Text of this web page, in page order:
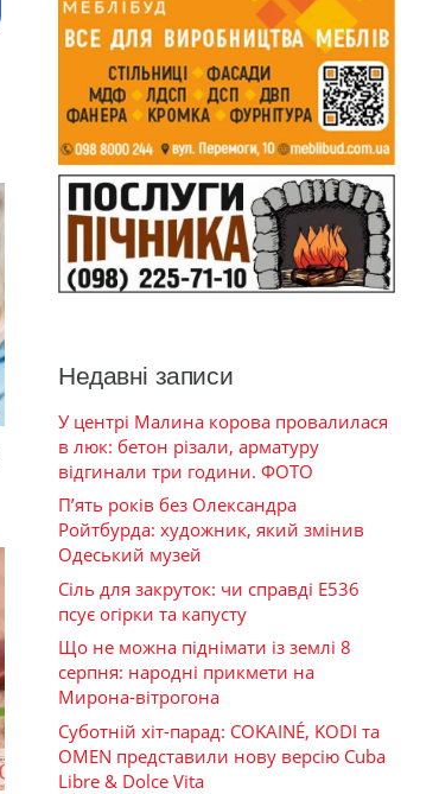
Недавні записи
У центрі Малина корова провалилася
в люк: бетон різали, арматуру
відгинали три години. ФОТО
П’ять років без Олександра
Ройтбурда: художник, який змінив
Одеський музей
Сіль для закруток: чи справді Е536
псує огірки та капусту
Що не можна піднімати із землі 8
серпня: народні прикмети на
Мирона-вітрогона
Суботній хіт-парад: COKAINÉ, KODI та
OMEN представили нову версію Cuba
Libre & Dolce Vita